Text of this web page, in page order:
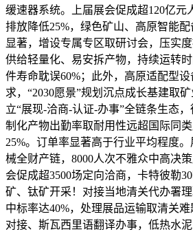
缓速器系统。上届展会促成超120亿元
排放降低25%，绿色矿山、高原智能
显著，增设专属专区取研讨会，压实
供给轻量化、易安拆产物，持续运转
件寿命耽误60%；此外，高原适配型
求，“2030愿景”规划沉点成长基建取
立“展现-洽商-认证-办事”全链条生态
制化产物出勤率取耐用性远超国际同
25%。订单率显著高于行业平均程度
械全财产链，8000人次不雅众中高决
会促成超3500场定向洽商，卡特彼勒
矿、钛矿开采！对接当地清关代办署
中标率达40%，处理展品运输取清关
对接、斯瓦西里语翻译办事，低热水